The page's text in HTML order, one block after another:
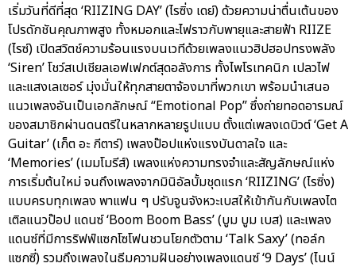
เริ่มวันที่ดีที่สุด ‘RIIZING DAY’ (ไรซิ่ง เดย์) ด้วยความน่าตื่นเต้นของ
โปรดักชันคุณภาพสูง ทั้งหมอกและไฟราวกับพายุและสายฟ้า RIIZE
(ไรซ์) เปิดสวิตช์ความร้อนแรงบนเวทีด้วยเพลงแนวฮิปฮอปทรงพลัง
‘Siren’ โชว์สเปเชียลเอฟเฟกต์สุดอลังการ ทั้งไพโรเทคนิก เปลวไฟ
และแสงเลเซอร์ มุ่งมั่นให้ทุกสายตาจ้องมาที่พวกเขา พร้อมนำเสนอ
แนวเพลงอันเป็นเอกลักษณ์ “Emotional Pop” ซึ่งถ่ายทอดอารมณ์
ของสมาชิกผ่านดนตรีในหลากหลายรูปแบบ ตั้งแต่เพลงเดบิวต์ ‘Get A
Guitar’ (เก็ต อะ กีตาร์) เพลงป๊อปแห่งแรงบันดาลใจ และ
‘Memories’ (เมมโมรีส์) เพลงแห่งความทรงจำและสัญลักษณ์แห่ง
การเริ่มต้นใหม่ จนถึงเพลงจากมินิอัลบั้มชุดแรก ‘RIIZING’ (ไรซิ่ง)
แบบครบทุกเพลง พาแฟน ๆ ปรับจูนจังหวะเบสให้เข้ากันกับเพลงไต
เติลแนวป๊อป แดนซ์ ‘Boom Boom Bass’ (บูม บูม เบส) และเพลง
แดนซ์ที่มีการริฟฟ์แซกโซโฟนชวนโยกตัวตาม ‘Talk Saxy’ (ทอล์ก
แซกซี่) รวมถึงเพลงในธีมความฝันอย่างเพลงแดนซ์ ‘9 Days’ (ไนน์